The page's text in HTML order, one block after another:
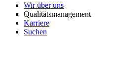
Wir über uns
Qualitätsmanagement
Karriere
Suchen